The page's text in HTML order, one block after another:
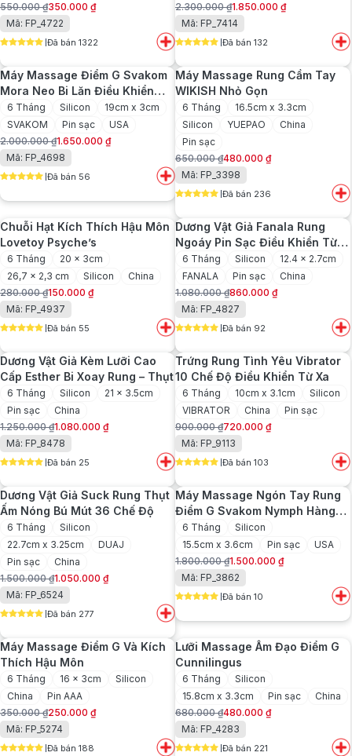
550.000₫
Giá
gốc
là:
550.000 ₫.
350.000 ₫
Giá
hiện
tại
là:
350.000 ₫.
Mã: FP_4722
Đã bán 1322
2.300.000₫
Giá
gốc
là:
2.300.000 ₫.
1.850.000 ₫
Giá
hiện
tại
là:
1.850.000 ₫.
Mã: FP_7414
Đã bán 132
Máy Massage Điểm G Svakom
Mora Neo Bi Lăn Điều Khiển
Qua App
6 Tháng Silicon
19cm x 3cm
SVAKOM
Pin sạc
USA
2.000.000₫
Giá
gốc
là:
2.000.000 ₫.
1.650.000 ₫
Giá
hiện
tại
là:
Mã: FP_4698
Đã bán 56
Máy Massage Rung Cầm Tay
WIKISH Nhỏ Gọn
6 Tháng
16.5cm x 3.3cm
Silicon
YUEPAO
China
Pin sạc
650.000₫
Giá
gốc
là:
650.000 ₫.
480.000 ₫
Giá
hiện
tại
là:
480.000 ₫.
Mã: FP_3398
Đã bán 236
Chuỗi Hạt Kích Thích Hậu Môn
Lovetoy Psyche’s
6 Tháng
20 x 3cm
26,7 x 2,3 cm
Silicon
China
280.000₫
Giá
gốc
là:
280.000 ₫.
150.000 ₫
Giá
hiện
tại
là:
150.000 ₫.
Mã: FP_4937
Đã bán 55
Dương Vật Giả Fanala Rung
Ngoáy Pin Sạc Điều Khiển Từ
Xa
6 Tháng Silicon
12.4 x 2.7cm
FANALA
Pin sạc
China
1.080.000₫
Giá
gốc
là:
1.080.000 ₫.
860.000 ₫
Giá
hiện
tại
là:
860.000 ₫.
Mã: FP_4827
Đã bán 92
Dương Vật Giả Kèm Lưỡi Cao
Cấp Esther Bi Xoay Rung – Thụt
6 Tháng Silicon
21 x 3.5cm
Pin sạc
China
1.250.000₫
Giá
gốc
là:
1.250.000 ₫.
1.080.000 ₫
Giá
hiện
tại
là:
1.080.000 ₫.
Mã: FP_8478
Đã bán 25
Trứng Rung Tình Yêu Vibrator
10 Chế Độ Điều Khiển Từ Xa
6 Tháng 10cm x 3.1cm
Silicon
VIBRATOR
China
Pin sạc
900.000₫
Giá
gốc
là:
900.000 ₫.
720.000 ₫
Giá
hiện
tại
là:
720.000 ₫.
Mã: FP_9113
Đã bán 103
Dương Vật Giả Suck Rung Thụt
Ấm Nóng Bú Mút 36 Chế Độ
6 Tháng
Silicon
22.7cm x 3.25cm
DUAJ
Pin sạc
China
1.500.000₫
Giá
gốc
là:
1.500.000 ₫.
1.050.000 ₫
Giá
hiện
tại
là:
1.050.000 ₫.
Mã: FP_6524
Đã bán 277
Máy Massage Ngón Tay Rung
Điểm G Svakom Nymph Hàng
USA
6 Tháng
Silicon
15.5cm x 3.6cm
Pin sạc
USA
1.800.000₫
Giá
gốc
là:
1.800.000 ₫.
1.500.000 ₫
Giá
hiện
tại
là:
1.500.000 ₫.
Mã: FP_3862
Đã bán 10
Máy Massage Điểm G Và Kích
Thích Hậu Môn
6 Tháng 16 x 3cm
Silicon
China
Pin AAA
350.000₫
Giá
gốc
là:
250.000 ₫
Giá
hiện
tại
Mã: FP_5274
Đã bán 188
Lưỡi Massage Âm Đạo Điểm G
Cunnilingus
6 Tháng
Silicon
15.8cm x 3.3cm
Pin sạc
China
680.000₫
Giá
gốc
là:
480.000 ₫
Giá
hiện
tại
Mã: FP_4283
Đã bán 221